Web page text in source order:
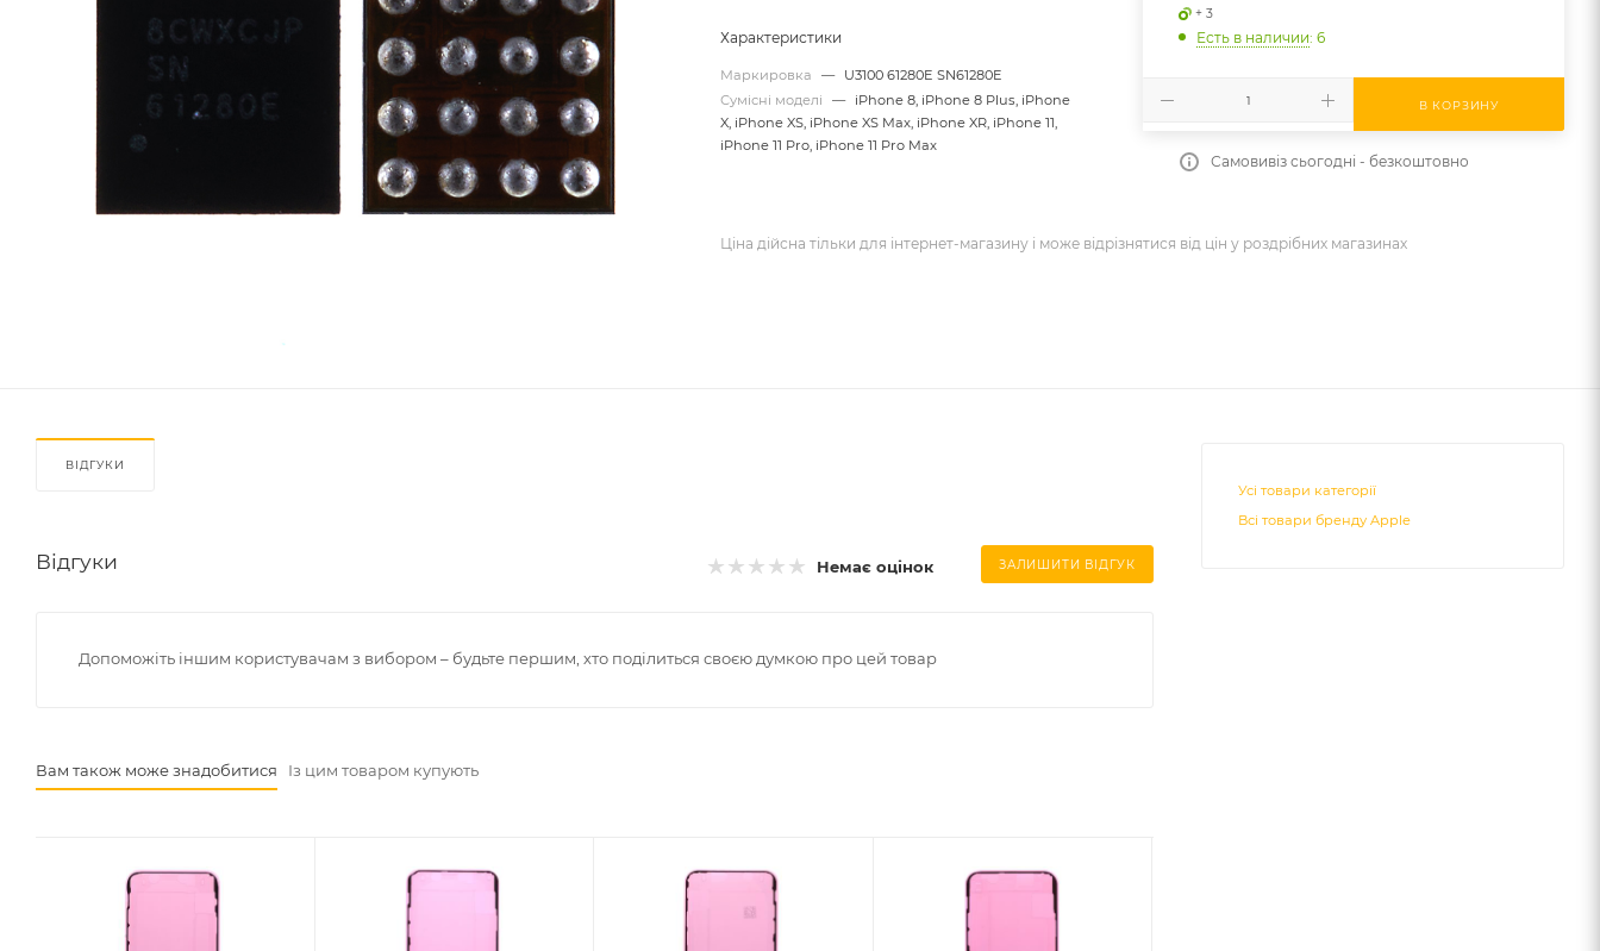
Характеристики
Маркировка —
U3100 61280E SN61280E
Сумісні моделі
—
iPhone 8, iPhone 8 Plus, iPhone
X, iPhone XS, iPhone XS Max, iPhone XR, iPhone 11,
iPhone 11 Pro, iPhone 11 Pro Max
+ 3
Есть в наличии: 6
В КОРЗИНУ
Самовивіз сьогодні - безкоштовно
Ціна дійсна тільки для інтернет-магазину і може відрізнятися від цін у роздрібних магазинах
ВІДГУКИ
Відгуки Немає оцінок ЗАЛИШИТИ ВІДГУК
Допоможіть іншим користувачам з вибором – будьте першим, хто поділиться своєю думкою про цей товар
Вам також може знадобитися Із цим товаром купують
Усі товари категорії
Всі товари бренду Apple